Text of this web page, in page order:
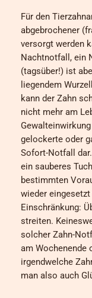
Für den
abgebrochener
versorgt werden
Nachtnotfall, ein
(tagsüber!) ist
liegendem
kann der Zahn
nicht mehr am
gelockerte oder
Sofort-Notfall
ein sauberes
bestimmten
wieder
Einschränkung:
streiten.
solcher Zahn-
am Wochenende
irgendwelche
man also auch